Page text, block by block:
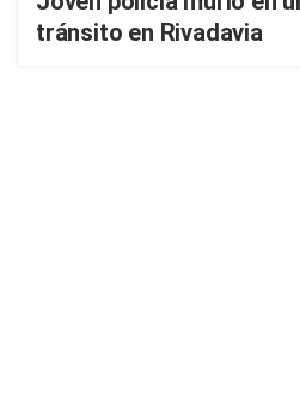
tránsito en Rivadavia